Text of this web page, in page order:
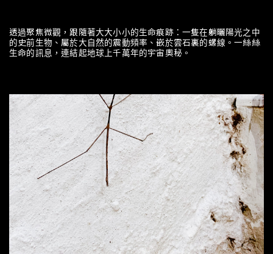
透過聚焦微觀，跟隨著大大小小的生命痕跡：一隻在躺曬陽光之中
的史前生物、屬於大自然的震動頻率、嵌於雲石裏的螺線。一絲絲
生命的訊息，連結起地球上千萬年的宇宙奧秘。